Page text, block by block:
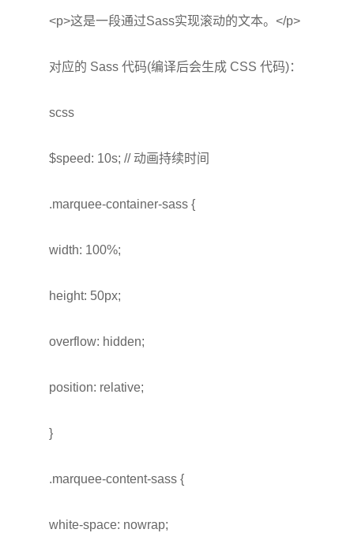
<p>这是一段通过Sass实现滚动的文本。 </p>
对应的 Sass 代码(编译后会生成 CSS 代码)：
scss
$speed: 10s; // 动画持续时间
.marquee-container-sass {
width: 100%;
height: 50px;
overflow: hidden;
position: relative;
}
.marquee-content-sass {
white-space: nowrap;